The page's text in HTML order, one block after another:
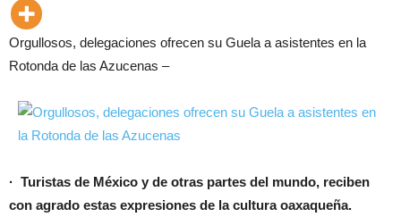
Orgullosos, delegaciones ofrecen su Guela a asistentes en la
Rotonda de las Azucenas –
· Turistas de México y de otras partes del mundo, reciben
con agrado estas expresiones de la cultura oaxaqueña.